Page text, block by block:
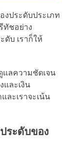
งประดับประเภท
ทัชอย่าง
ดับ เราก็ให้
แลความชัดเจน
ละเงิน
ละเราจะเน้น
ระดับของ